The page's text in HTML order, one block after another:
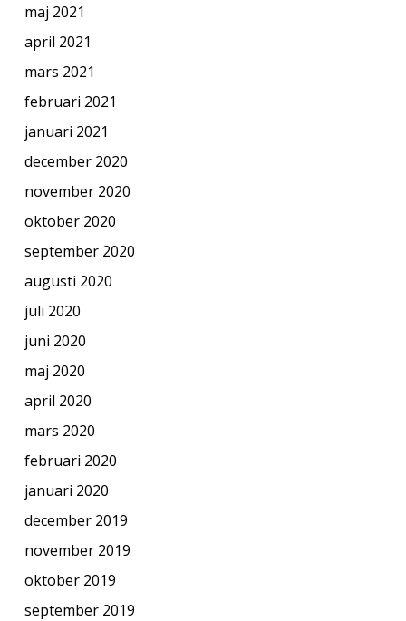
maj 2021
april 2021
mars 2021
februari 2021
januari 2021
december 2020
november 2020
oktober 2020
september 2020
augusti 2020
juli 2020
juni 2020
maj 2020
april 2020
mars 2020
februari 2020
januari 2020
december 2019
november 2019
oktober 2019
september 2019